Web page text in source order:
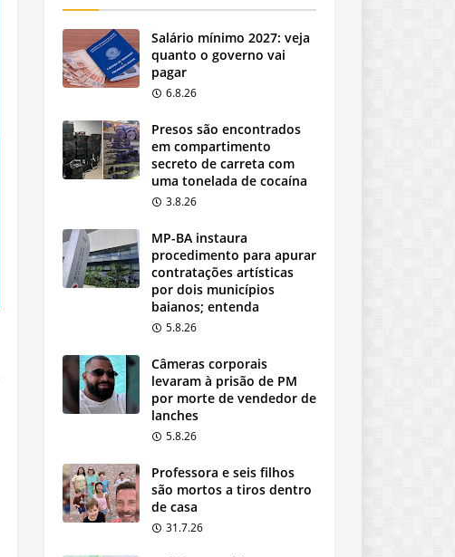
Salário mínimo 2027: veja
quanto o governo vai
pagar
6.8.26
Presos são encontrados
em compartimento
secreto de carreta com
uma tonelada de cocaína
3.8.26
MP-BA instaura
procedimento para apurar
contratações artísticas
por dois municípios
baianos; entenda
5.8.26
Câmeras corporais
levaram à prisão de PM
por morte de vendedor de
lanches
5.8.26
Professora e seis filhos
são mortos a tiros dentro
de casa
31.7.26